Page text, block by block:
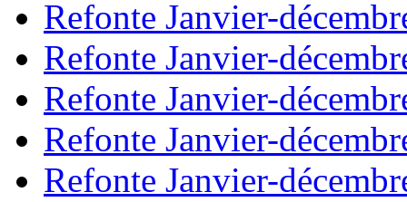
Refonte Janvier-
Refonte Janvier-
Refonte Janvier-
Refonte Janvier-
Refonte Janvier-